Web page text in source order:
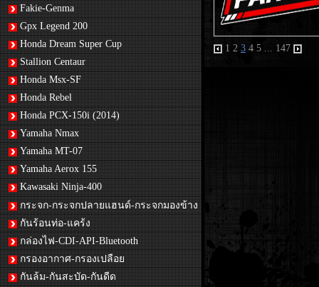
Fakie-Genma
Gpx Legend 200
Honda Dream Super Cup
Stallion Centaur
Honda Msx-SF
Honda Rebel
Honda PCX-150i (2014)
Yamaha Nmax
Yamaha MT-07
Yamaha Aerox 155
Kawasaki Ninja-400
กระจก-กระจกปลายแฮนด์-กระจกมองข้าง
กันร้อนท่อ-แคร้ง
กล่องไฟ-CDI-API-Bluetooth
กรองอากาศ-กรองเปลือย
กันล้ม-กันสะบัด-กันดีด
1 2 3 4 5 ... 147